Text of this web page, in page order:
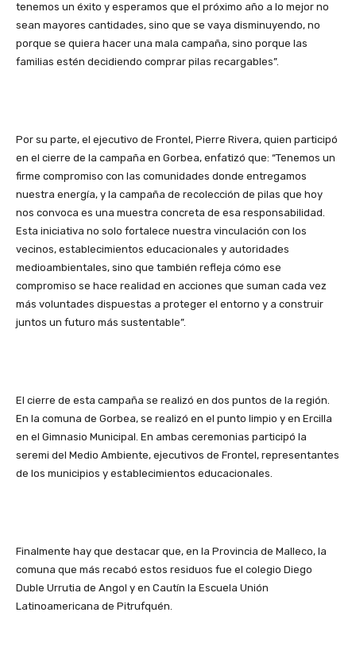
tenemos un éxito y esperamos que el próximo año a lo mejor no
sean mayores cantidades, sino que se vaya disminuyendo, no
porque se quiera hacer una mala campaña, sino porque las
familias estén decidiendo comprar pilas recargables”.
Por su parte, el ejecutivo de Frontel, Pierre Rivera, quien participó
en el cierre de la campaña en Gorbea, enfatizó que: “Tenemos un
firme compromiso con las comunidades donde entregamos
nuestra energía, y la campaña de recolección de pilas que hoy
nos convoca es una muestra concreta de esa responsabilidad.
Esta iniciativa no solo fortalece nuestra vinculación con los
vecinos, establecimientos educacionales y autoridades
medioambientales, sino que también refleja cómo ese
compromiso se hace realidad en acciones que suman cada vez
más voluntades dispuestas a proteger el entorno y a construir
juntos un futuro más sustentable”.
El cierre de esta campaña se realizó en dos puntos de la región.
En la comuna de Gorbea, se realizó en el punto limpio y en Ercilla
en el Gimnasio Municipal. En ambas ceremonias participó la
seremi del Medio Ambiente, ejecutivos de Frontel, representantes
de los municipios y establecimientos educacionales.
Finalmente hay que destacar que, en la Provincia de Malleco, la
comuna que más recabó estos residuos fue el colegio Diego
Duble Urrutia de Angol y en Cautín la Escuela Unión
Latinoamericana de Pitrufquén.